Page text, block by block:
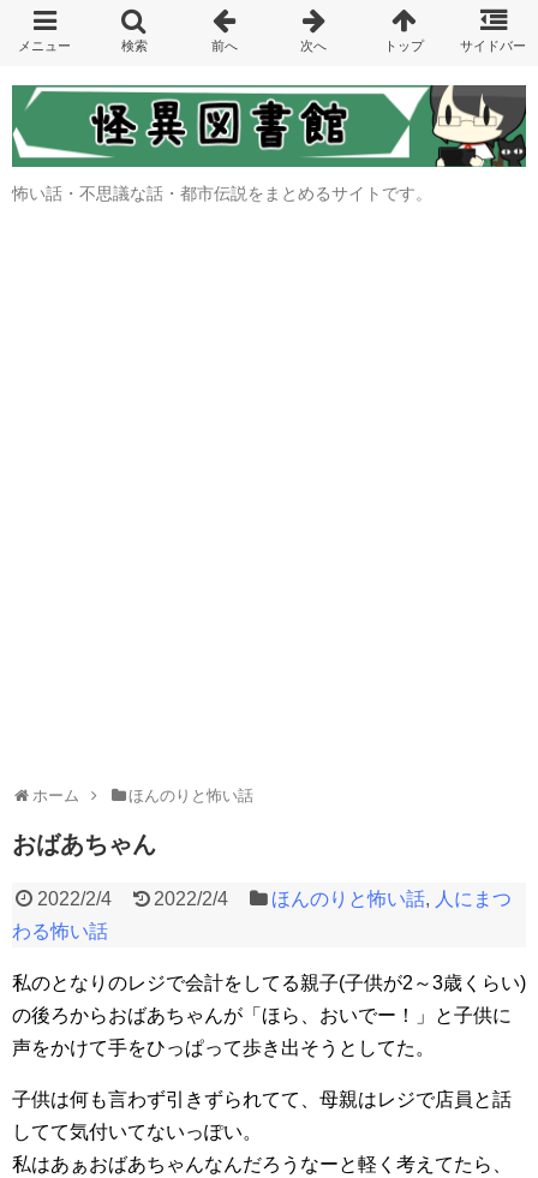
怖い話・不思議な話・都市伝説をまとめるサイトです。
ホーム ほんのりと怖い話
おばあちゃん
2022/2/4 2022/2/4 ほんのりと怖い話, 人にまつ
わる怖い話
私のとなりのレジで会計をしてる親子(子供が2～3歳くらい)
の後ろからおばあちゃんが「ほら、おいでー！」と子供に
声をかけて手をひっぱって歩き出そうとしてた。
子供は何も言わず引きずられてて、母親はレジで店員と話
してて気付いてないっぽい。
私はあぁおばあちゃんなんだろうなーと軽く考えてたら、